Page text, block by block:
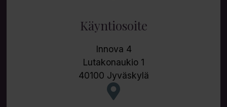
Käyntiosoite
Innova 4
Lutakonaukio 1
40100 Jyväskylä